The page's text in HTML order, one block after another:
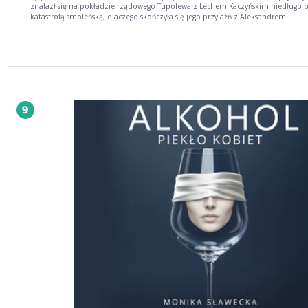
znalazł się na pokładzie rządowego Tupolewa z Lechem Kaczyńskim niedługo
katastrofą smoleńską, dlaczego skończyła się jego przyjaźń z Aleksandrem
towarzyszy doświadczony dziennikarz polityczny Jacek Prusinowski.
9